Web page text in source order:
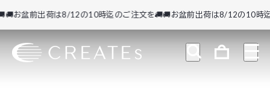
お盆前出荷は8/12の10時迄のご注文を🚚🚚お盆前出荷は8/12の10時迄